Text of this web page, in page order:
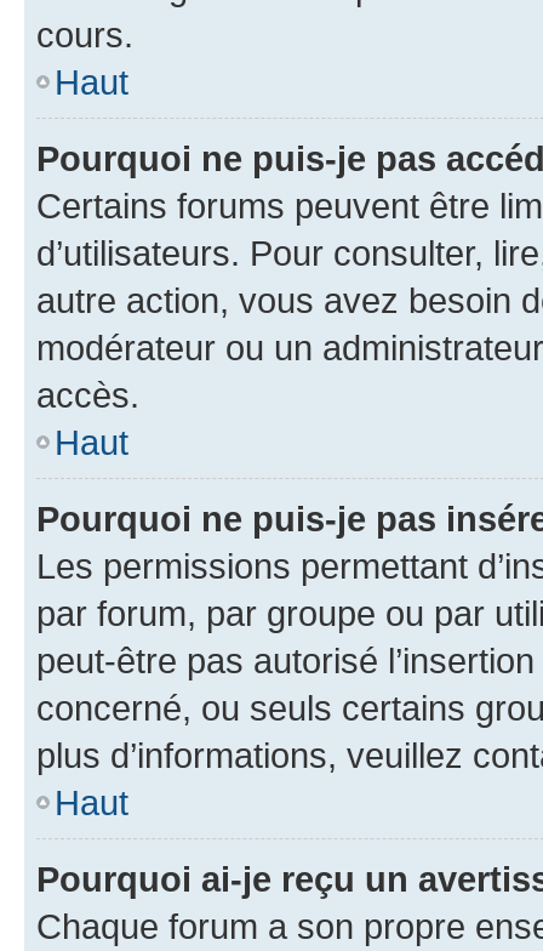
cours.
Haut
Pourquoi ne puis-je pas
Certains forums peuvent être
d’utilisateurs. Pour consulter,
autre action, vous avez besoin
modérateur ou un
accès.
Haut
Pourquoi ne puis-je pas
Les permissions permettant
par forum, par groupe ou par
peut-être pas autorisé
concerné, ou seuls certains
plus d’informations, veuillez
Haut
Pourquoi ai-je reçu un
Chaque forum a son propre